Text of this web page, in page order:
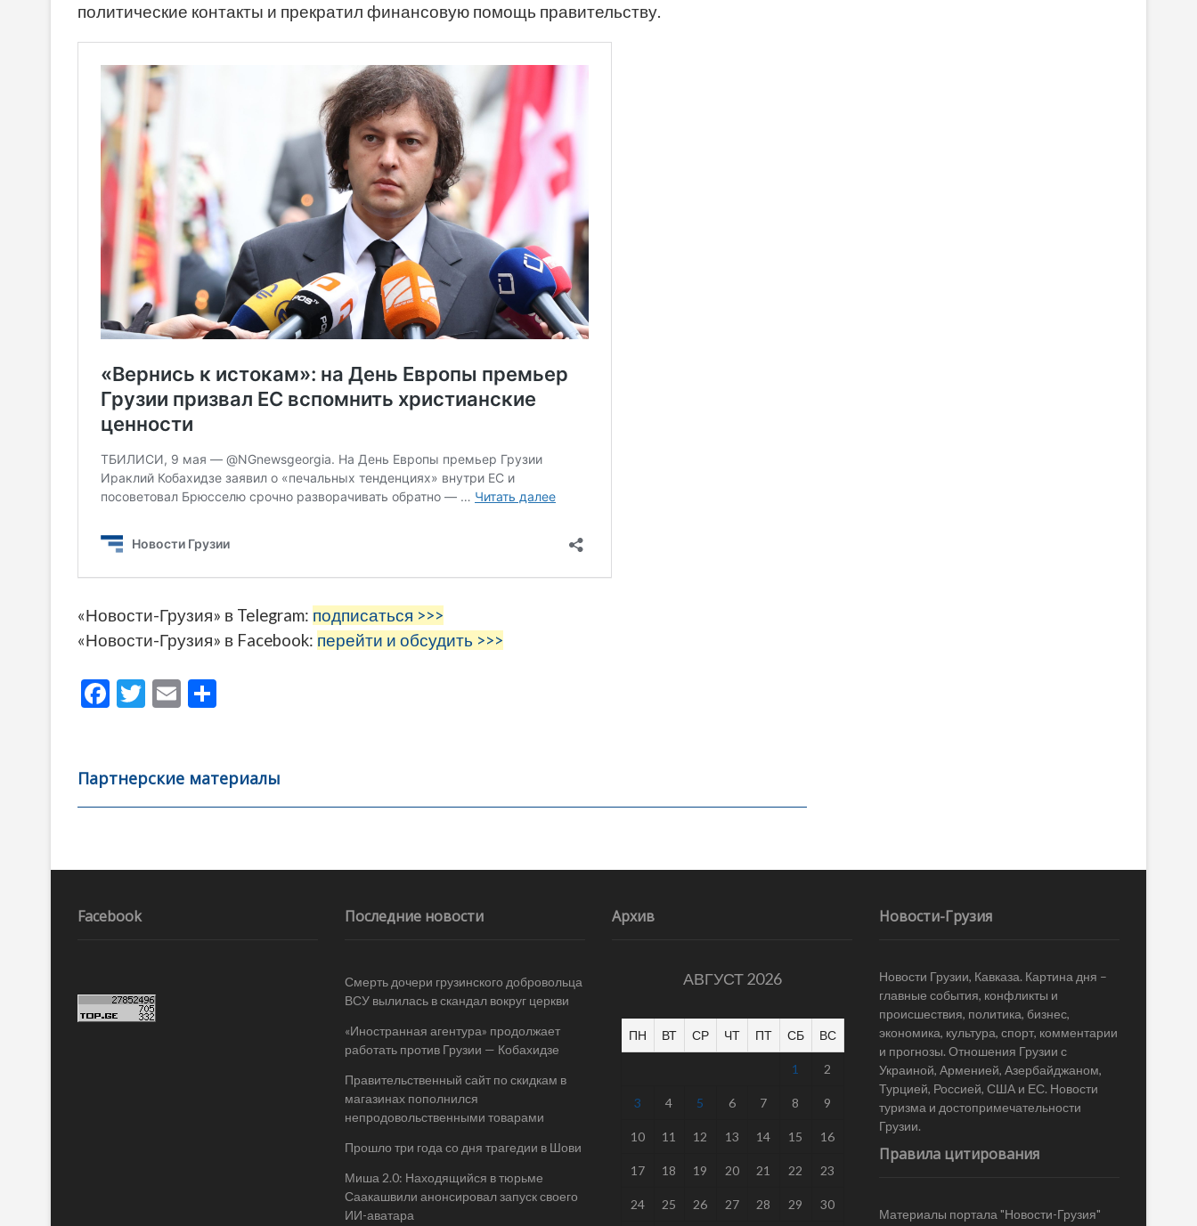
политические контакты и прекратил финансовую помощь правительству.
«Новости-Грузия» в Telegram: подписаться >>>
«Новости-Грузия» в Facebook: перейти и обсудить >>>
F
b
o
k
T
er
E
l
а
в
ть
Партнерские материалы
Навигация
записям
Facebook Последние новости
Смерть дочери грузинского добровольца
ВСУ вылилась в скандал вокруг церкви
«Иностранная агентура» продолжает
работать против Грузии — Кобахидзе
Правительственный сайт по скидкам в
магазинах пополнился
непродовольственными товарами
Прошло три года со дня трагедии в Шови
Миша 2.0: Находящийся в тюрьме
Саакашвили анонсировал запуск своего
ИИ-аватара
Архив
АВГУСТ 2026
ПН ВТ СР ЧТ ПТ СБ ВС
1 2
3 4 5 6 7 8 9
10 11 12 13 14 15 16
17 18 19 20 21 22 23
24 25 26 27 28 29 30
Новости-Грузия
Новости Грузии, Кавказа. Картина дня –
главные события, конфликты и
происшествия, политика, бизнес,
экономика, культура, спорт, комментарии
и прогнозы. Отношения Грузии с
Украиной, Арменией, Азербайджаном,
Турцией, Россией, США и ЕС. Новости
туризма и достопримечательности
Грузии.
Правила цитирования
Материалы портала "Новости-Грузия"